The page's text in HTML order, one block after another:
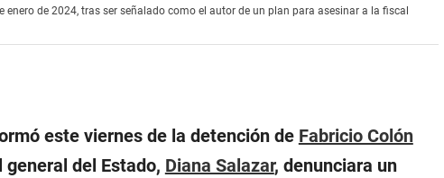
de 2024, tras ser señalado como el autor de un plan para asesinar a la fiscal
este viernes de la detención de Fabricio Colón
del Estado, Diana Salazar, denunciara un